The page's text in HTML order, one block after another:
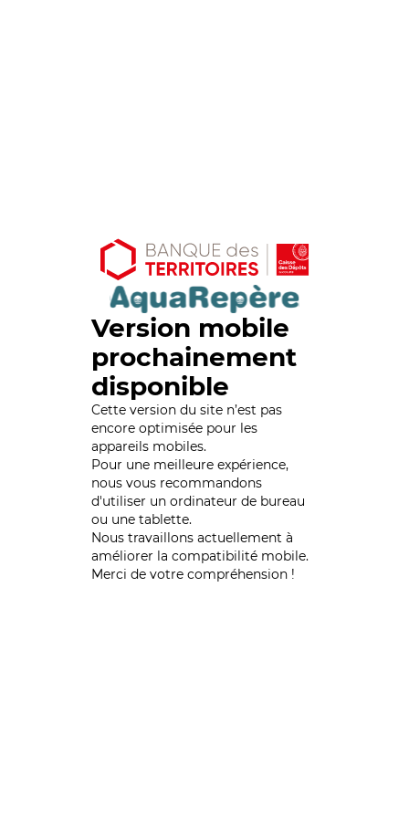
Version mobile
prochainement
disponible
Cette version du site n’est pas
encore optimisée pour les
appareils mobiles.
Pour une meilleure expérience,
nous vous recommandons
d'utiliser un ordinateur de bureau
ou une tablette.
Nous travaillons actuellement à
améliorer la compatibilité mobile.
Merci de votre compréhension !